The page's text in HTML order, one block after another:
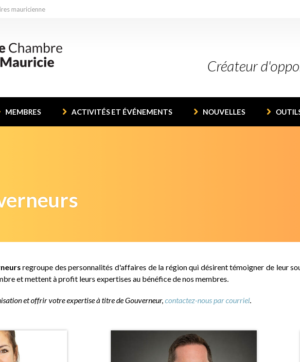
mauricienne
Créateur
MEMBRES ACTIVITÉS ET ÉVÉNEMENTS NOUVELLES
regroupe des personnalités d'affaires de la région qui désirent témoigner de leur
et mettent à profit leurs expertises au bénéfice de nos membres.
et offrir votre expertise à titre de Gouverneur,contactez-nous par courriel.